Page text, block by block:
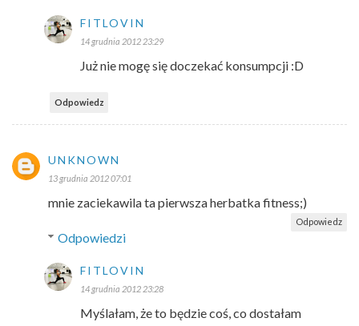
FITLOVIN
14 grudnia 2012 23:29
Już nie mogę się doczekać konsumpcji :D
Odpowiedz
UNKNOWN
13 grudnia 2012 07:01
mnie zaciekawila ta pierwsza herbatka fitness;)
Odpowiedz
Odpowiedzi
FITLOVIN
14 grudnia 2012 23:28
Myślałam, że to będzie coś, co dostałam